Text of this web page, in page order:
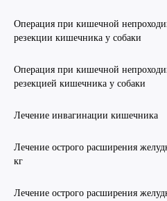
Операция при кишечной
резекции кишечника у собаки
Операция при кишечной
резекцией кишечника у собаки
Лечение инвагинации кишечника
Лечение острого расширения
кг
Лечение острого расширения